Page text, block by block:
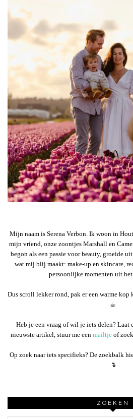
Mijn naam is Serena Verbon. Ik woon in
mijn vriend, onze zoontjes Marshall en
begon als een passie voor beauty, groeide
wat mij blij maakt: make-up en skincare,
persoonlijke momenten uit
Dus scroll lekker rond, pak er een warme
☕︎
Heb je een vraag of wil je iets delen? Laat
nieuwste artikel, stuur me een mailtje of
Op zoek naar iets specifieks? De zoekbalk
↴
ZOEKEN